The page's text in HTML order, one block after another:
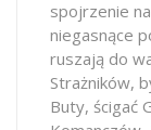
spojrzenie
niegasnące
ruszają do
Strażników,
Buty, ścigać